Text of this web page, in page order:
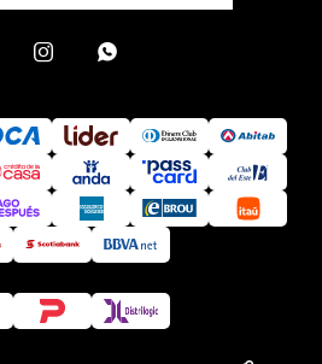
 